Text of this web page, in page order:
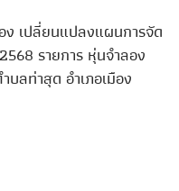
ง เปลี่ยนแปลงแผนการจัด
รายการ หุ่นจำลอง
ลท่าสุด อำเภอเมือง